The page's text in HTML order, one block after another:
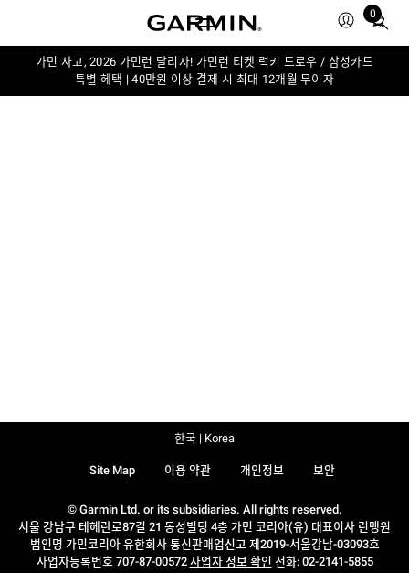
0
Total
in
가민 사고, 2026 가민런 달리자! 가민런 티켓 럭키 드로우 / 삼성카드
특별 혜택 | 40만원 이상 결제 시 최대 12개월 무이자
© Garmin Ltd. or its subsidiaries. All rights reserved.
서울 강남구 테헤란로87길 21 동성빌딩 4층 가민 코리아(유) 대표이사 린맹원
법인명 가민코리아 유한회사 통신판매업신고 제2019-서울강남-03093호
사업자등록번호 707-87-00572 사업자 정보 확인 전화: 02-2141-5855
Site Map 이용 약관 개인정보 보안
한국 | Korea